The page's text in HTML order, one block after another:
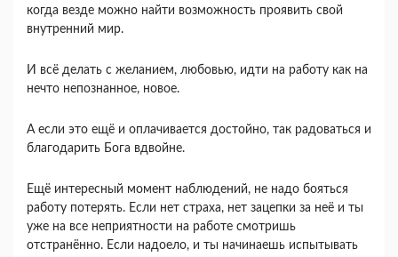
когда везде можно найти возможность проявить свой
внутренний мир.
И всё делать с желанием, любовью, идти на работу как на
нечто непознанное, новое.
А если это ещё и оплачивается достойно, так радоваться и
благодарить Бога вдвойне.
Ещё интересный момент наблюдений, не надо бояться
работу потерять. Если нет страха, нет зацепки за неё и ты
уже на все неприятности на работе смотришь
отстранённо. Если надоело, и ты начинаешь испытывать